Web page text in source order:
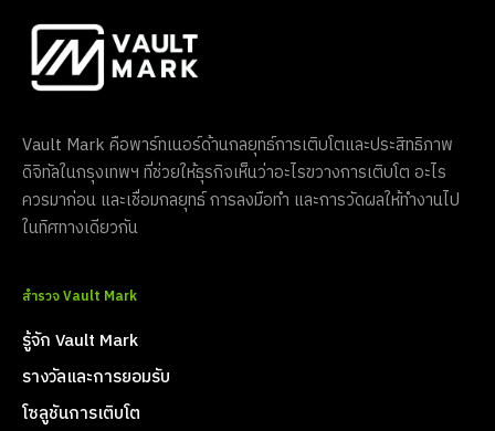
Vault Mark คือพาร์ทเนอร์ด้านกลยุทธ์การเติบโตและประสิทธิภาพ
ดิจิทัลในกรุงเทพฯ ที่ช่วยให้ธุรกิจเห็นว่าอะไรขวางการเติบโต อะไร
ควรมาก่อน และเชื่อมกลยุทธ์ การลงมือทำ และการวัดผลให้ทำงานไป
ในทิศทางเดียวกัน
สำรวจ Vault Mark
รู้จัก Vault Mark
รางวัลและการยอมรับ
โซลูชันการเติบโต